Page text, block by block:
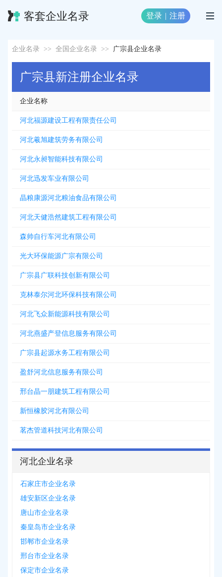
客套企业名录 登录 | 注册
企业名录 >> 全国企业名录 >> 广宗县企业名录
广宗县新注册企业名录
企业名称
河北福源建设工程有限责任公司
河北羲旭建筑劳务有限公司
河北永昶智能科技有限公司
河北迅发车业有限公司
晶粮康源河北粮油食品有限公司
河北天健浩然建筑工程有限公司
森帅自行车河北有限公司
光大环保能源广宗有限公司
广宗县广联科技创新有限公司
克林泰尔河北环保科技有限公司
河北飞众新能源科技有限公司
河北燕盛产登信息服务有限公司
广宗县起源水务工程有限公司
盈舒河北信息服务有限公司
邢台晶一朋建筑工程有限公司
新恒橡胶河北有限公司
茗杰管道科技河北有限公司
河北企业名录
石家庄市企业名录
雄安新区企业名录
唐山市企业名录
秦皇岛市企业名录
邯郸市企业名录
邢台市企业名录
保定市企业名录